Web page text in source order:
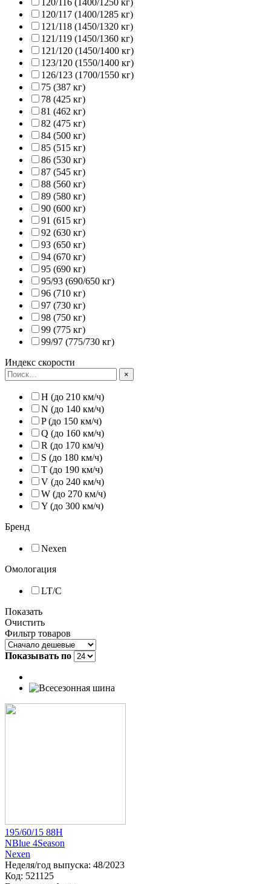
120/117 (1400/1285 кг)
121/118 (1450/1320 кг)
121/119 (1450/1360 кг)
121/120 (1450/1400 кг)
123/120 (1550/1400 кг)
126/123 (1700/1550 кг)
75 (387 кг)
78 (425 кг)
81 (462 кг)
82 (475 кг)
84 (500 кг)
85 (515 кг)
86 (530 кг)
87 (545 кг)
88 (560 кг)
89 (580 кг)
90 (600 кг)
91 (615 кг)
92 (630 кг)
93 (650 кг)
94 (670 кг)
95 (690 кг)
95/93 (690/650 кг)
96 (710 кг)
97 (730 кг)
98 (750 кг)
99 (775 кг)
99/97 (775/730 кг)
Индекс скорости
×
H (до 210 км/ч)
N (до 140 км/ч)
P (до 150 км/ч)
Q (до 160 км/ч)
R (до 170 км/ч)
S (до 180 км/ч)
T (до 190 км/ч)
V (до 240 км/ч)
W (до 270 км/ч)
Y (до 300 км/ч)
Бренд
Nexen
Омологация
LT/C
Показать
Очистить
Фильтр товаров
Показывать по
195/60/15 88H
NBlue 4Season
Nexen
Неделя/год выпуска: 48/2023
Код: 521125